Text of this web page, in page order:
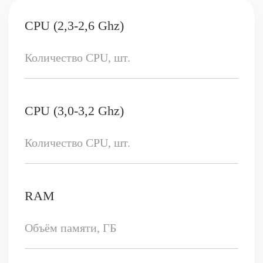
Средства защиты
ВПН с офисом
Anti-DDoS L3–L4 (на уровне сети)
Введите ваше имя
Ваш номер телефона